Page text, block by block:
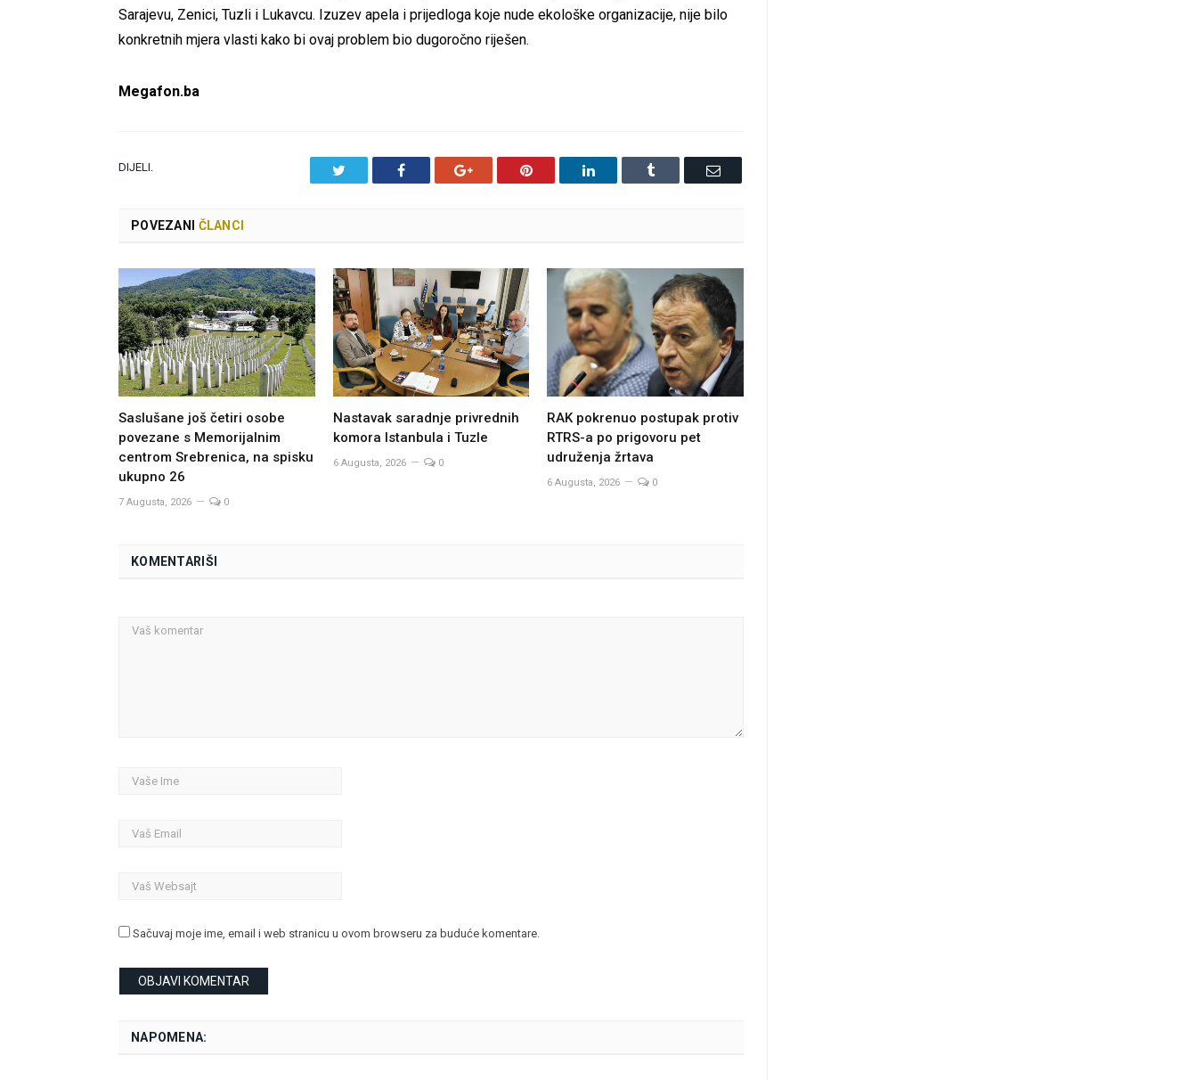
Sarajevu, Zenici, Tuzli i Lukavcu. Izuzev apela i prijedloga koje nude ekološke organizacije, nije bilo
konkretnih mjera vlasti kako bi ovaj problem bio dugoročno riješen.
Megafon.ba
DIJELI. Facebook Google+ Pinterest LinkedIn Tumblr Email
POVEZANI ČLANCI
Saslušane još četiri osobe
povezane s Memorijalnim
centrom Srebrenica, na spisku
ukupno 26
7 Augusta, 2026 0
Nastavak saradnje privrednih
komora Istanbula i Tuzle
6 Augusta, 2026 0
RAK pokrenuo postupak protiv
RTRS-a po prigovoru pet
udruženja žrtava
6 Augusta, 2026 0
KOMENTARIŠI
Sačuvaj moje ime, email i web stranicu u ovom browseru za buduće komentare.
NAPOMENA: